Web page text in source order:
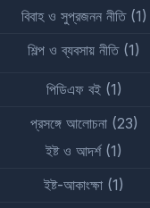
বিবাহ ও সুপ্রজনন নীতি(1)
শিল্প ও ব্যবসায় নীতি(1)
পিডিএফ বই(1)
প্রসঙ্গে আলোচনা(23)
ইষ্ট ও আদর্শ(1)
ইষ্ট-আকাংক্ষা (1)